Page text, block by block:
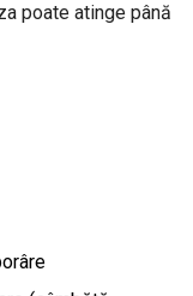
poate atinge până